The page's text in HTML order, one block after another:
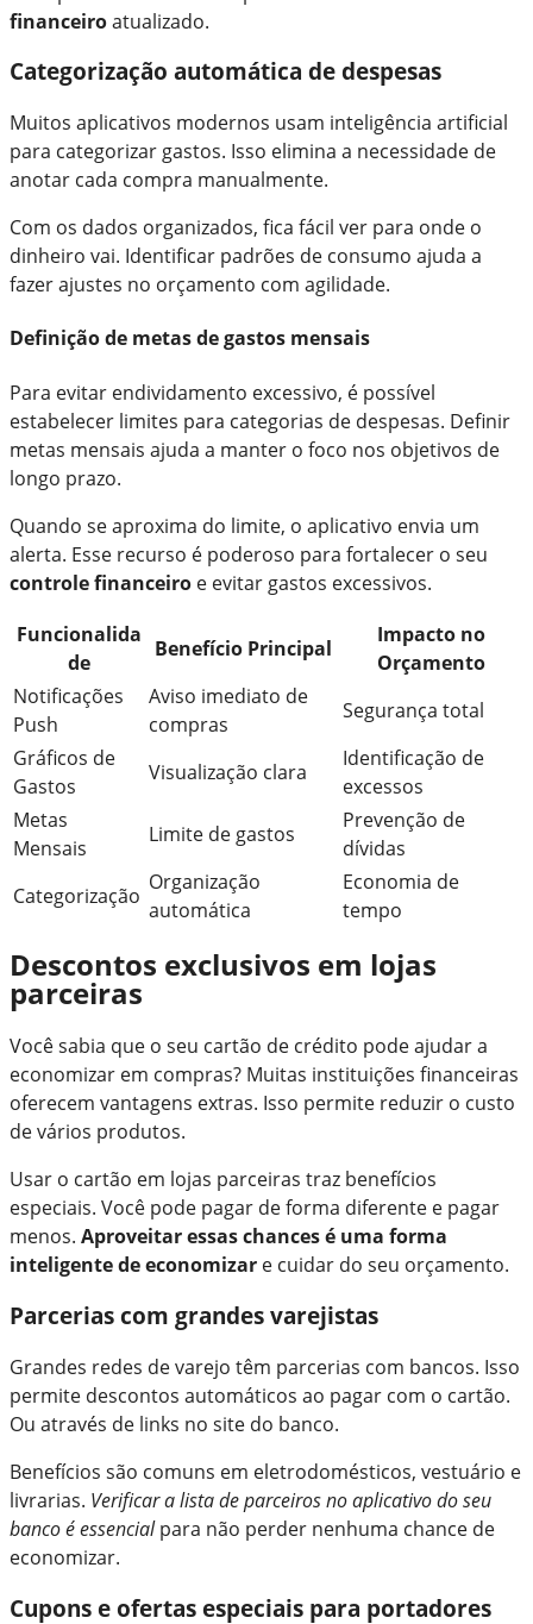
financeiroatualizado.
Categorização automática de despesas
Muitos aplicativos modernos usam inteligência artificial
para categorizar gastos. Isso elimina a necessidade de
anotar cada compra manualmente.
Com os dados organizados, fica fácil ver para onde o
dinheiro vai. Identificar padrões de consumo ajuda a
fazer ajustes no orçamento com agilidade.
Definição de metas de gastos mensais
Para evitar endividamento excessivo, é possível
estabelecer limites para categorias de despesas. Definir
metas mensais ajuda a manter o foco nos objetivos de
longo prazo.
Quando se aproxima do limite, o aplicativo envia um
alerta. Esse recurso é poderoso para fortalecer o seu
controle financeiro e evitar gastos excessivos.
Funcionalida
de
Benefício Principal
Impacto no
Orçamento
Notificações
Push
Aviso imediato de
compras
Segurança total
Gráficos de
Gastos
Visualização clara
Identificação de
excessos
Metas
Mensais
Limite de gastos
Prevenção de
dívidas
Categorização
Organização
automática
Economia de
tempo
Descontos exclusivos em lojas
parceiras
Você sabia que o seu cartão de crédito pode ajudar a
economizar em compras? Muitas instituições financeiras
oferecem vantagens extras. Isso permite reduzir o custo
de vários produtos.
Usar o cartão em lojas parceiras traz benefícios
especiais. Você pode pagar de forma diferente e pagar
menos. Aproveitar essas chances é uma forma
inteligente de economizar e cuidar do seu orçamento.
Parcerias com grandes varejistas
Grandes redes de varejo têm parcerias com bancos. Isso
permite descontos automáticos ao pagar com o cartão.
Ou através de links no site do banco.
Benefícios são comuns em eletrodomésticos, vestuário e
livrarias. Verificar a lista de parceiros no aplicativo do seu
banco é essencialpara não perder nenhuma chance de
economizar.
Cupons e ofertas especiais para portadores